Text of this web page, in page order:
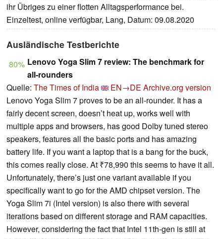
ihr Übriges zu einer flotten Alltagsperformance bei.
Einzeltest, online verfügbar, Lang, Datum: 09.08.2020
Ausländische Testberichte
80% Lenovo Yoga Slim 7 review: The benchmark for
all-rounders
Quelle: The Times of India EN→DE Archive.org version
Lenovo Yoga Slim 7 proves to be an all-rounder. It has a
fairly decent screen, doesn’t heat up, works well with
multiple apps and browsers, has good Dolby tuned stereo
speakers, features all the basic ports and has amazing
battery life. If you want a laptop that is a bang for the buck,
this comes really close. At ₹78,990 this seems to have it all.
Unfortunately, there’s just one variant available if you
specifically want to go for the AMD chipset version. The
Yoga Slim 7i (Intel version) is also there with several
iterations based on different storage and RAM capacities.
However, considering the fact that Intel 11th-gen is still at